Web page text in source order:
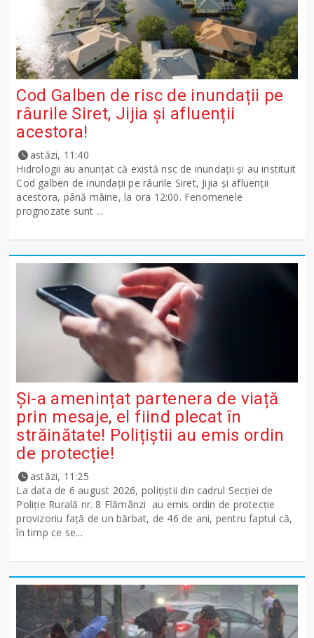
Cod Galben de risc de inundații pe
râurile Siret, Jijia și afluenții
acestora!
astăzi, 11:40
Hidrologii au anunțat că există risc de inundații și au instituit
Cod galben de inundații pe râurile Siret, Jijia și afluenții
acestora, până mâine, la ora 12:00. Fenomenele
prognozate sunt ...
Și-a amenințat partenera de viață
prin mesaje, el fiind plecat în
străinătate! Polițiștii au emis ordin
de protecție!
astăzi, 11:25
La data de 6 august 2026, polițiștii din cadrul Secției de
Poliție Rurală nr. 8 Flămânzi au emis ordin de protecție
provizoriu față de un bărbat, de 46 de ani, pentru faptul că,
în timp ce se...